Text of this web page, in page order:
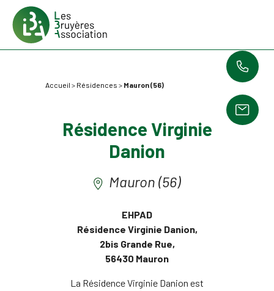
Accueil > Résidences > Mauron (56)
Résidence Virginie
Danion
Mauron (56)
EHPAD
Résidence Virginie Danion,
2bis Grande Rue,
56430 Mauron
La Résidence Virginie Danion est